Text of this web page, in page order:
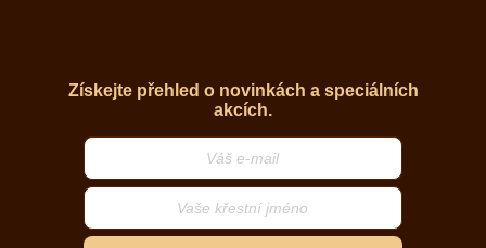
Získejte přehled o novinkách a speciálních
akcích.